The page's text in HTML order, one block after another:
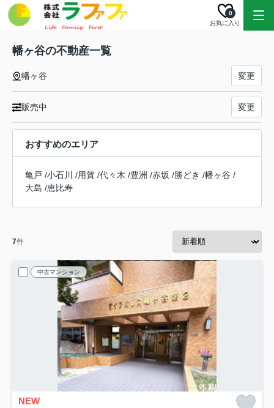
お気に入り
0
幡ヶ谷の不動産一覧
幡ヶ谷 変更
販売中 変更
おすすめのエリア
亀戸 /小石川 /用賀 /代々木 /豊洲 /赤坂 /勝どき /幡ヶ谷 /
大島 /恵比寿
7件
中古マンション
NEW